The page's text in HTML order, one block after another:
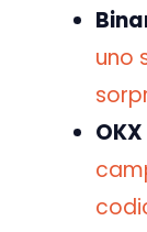
uno
OKX